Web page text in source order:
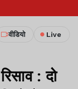
वीडियो Live
: दो